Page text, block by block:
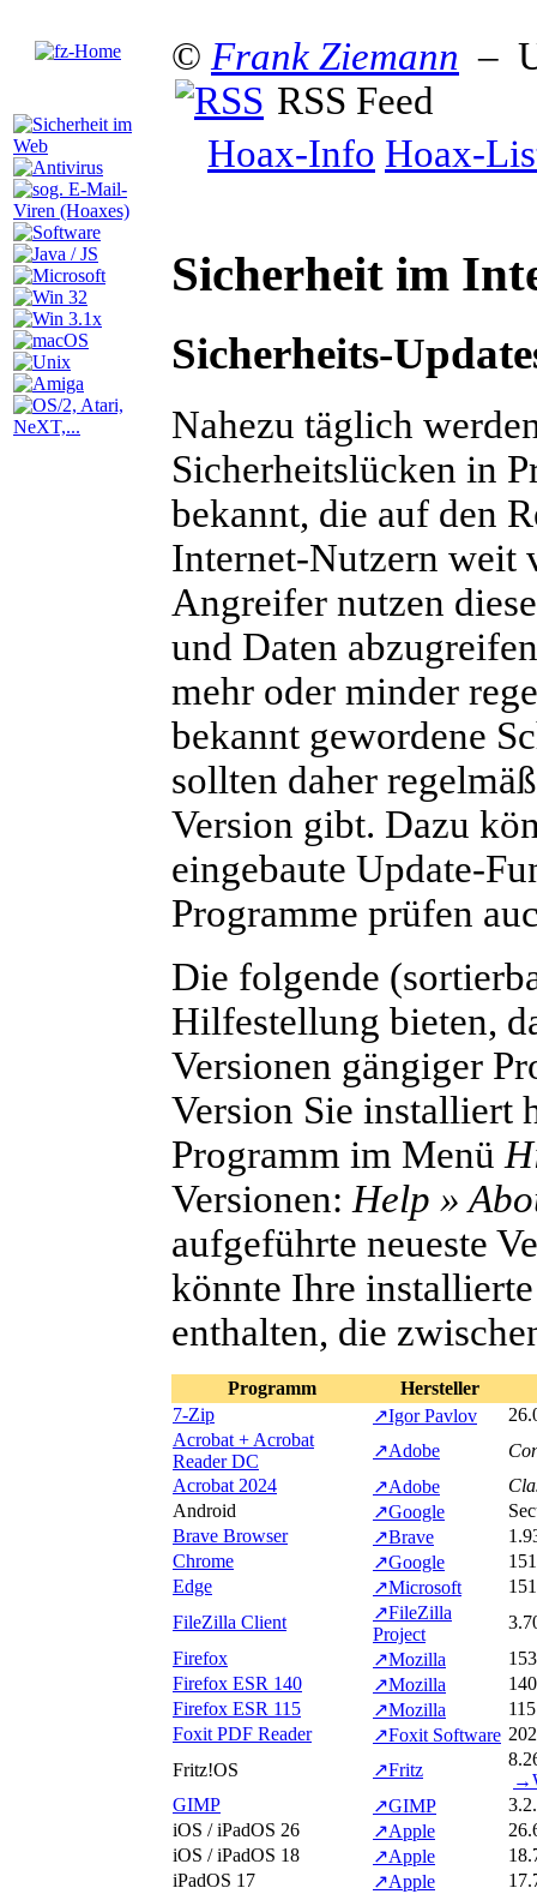
© Frank Ziemann –
RSS Feed
Hoax-Info Hoax-
Sicherheit im
Sicherheits-
Nahezu täglich
Sicherheitslücken in
bekannt, die auf den
Internet-Nutzern weit
Angreifer nutzen
und Daten
mehr oder minder
bekannt gewordene
sollten daher
Version gibt. Dazu
eingebaute Update-
Programme prüfen
Die folgende
Hilfestellung bieten,
Versionen gängiger
Version Sie installiert
Programm im Menü
Versionen:Help »
aufgeführte neueste
könnte Ihre
enthalten, die
Programm Hersteller
7-Zip ↗Igor Pavlov
Acrobat + Acrobat
ReaderDC
↗Adobe
Acrobat 2024
↗Adobe
Android
↗Google
Brave Browser
↗Brave
Chrome
↗Google
Edge
↗Microsoft
FileZilla Client
↗FileZilla
Project
Firefox
↗Mozilla
Firefox ESR 140 ↗Mozilla
Firefox ESR 115 ↗Mozilla
Foxit PDF Reader
↗Foxit Software
Fritz!OS
↗Fritz
→
GIMP
↗GIMP
iOS / iPadOS 26
↗Apple
iOS / iPadOS 18
↗Apple
iPadOS 17
↗Apple